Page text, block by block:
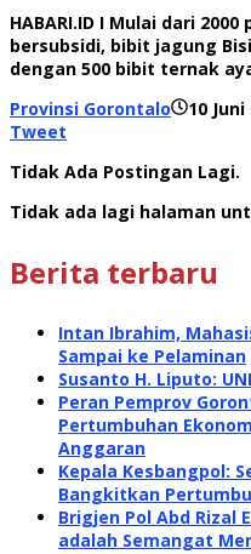
HABARI.ID I Mulai dari
bersubsidi, bibit jagung
dengan 500 bibit ternak
Provinsi Gorontalo
10 Juni
Tweet
Tidak Ada Postingan Lagi.
Tidak ada lagi halaman
Berita terbaru
Intan Ibrahim,
Sampai ke Pelaminan
Susanto H. Liputo:
Peran Pemprov
Pertumbuhan
Anggaran
Kepala Kesbangpol:
Bangkitkan
Brigjen Pol Abd Rizal
adalah Semangat